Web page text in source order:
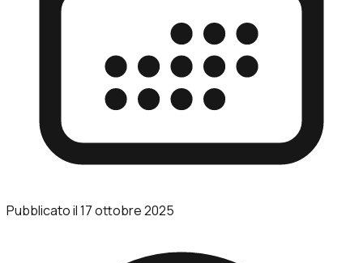
Pubblicato il17 ottobre 2025